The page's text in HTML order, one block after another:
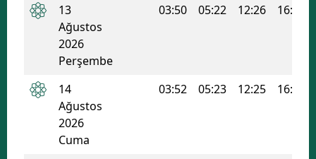
13
Ağustos
2026
Perşembe
03:50 05:22 12:26 16:12
14
Ağustos
2026
Cuma
03:52 05:23 12:25 16:11